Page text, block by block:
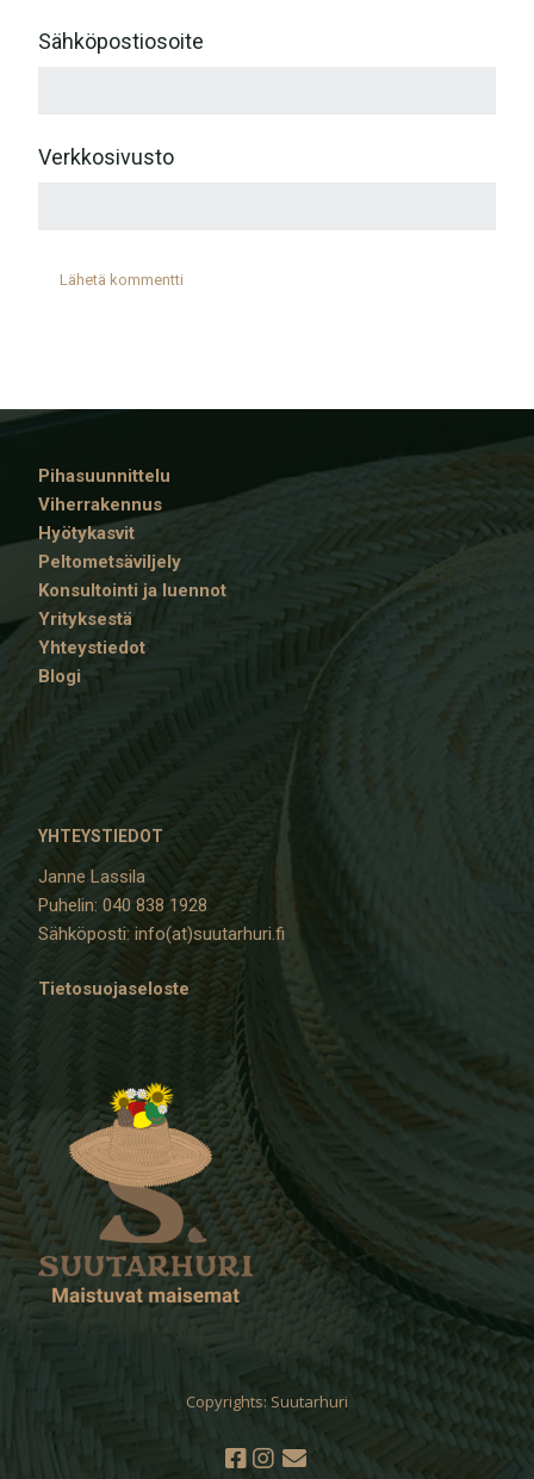
Sähköpostiosoite
Verkkosivusto
Pihasuunnittelu
Viherrakennus
Hyötykasvit
Peltometsäviljely
Konsultointi ja luennot
Yrityksestä
Yhteystiedot
Blogi
YHTEYSTIEDOT
Janne Lassila
Puhelin: 040 838 1928
Sähköposti: info(at)suutarhuri.fi
Tietosuojaseloste
Copyrights: Suutarhuri